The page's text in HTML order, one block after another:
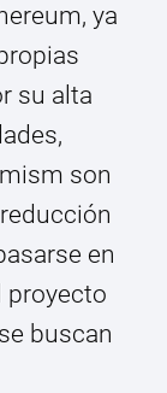
ya
su alta
son
en
proyecto
buscan